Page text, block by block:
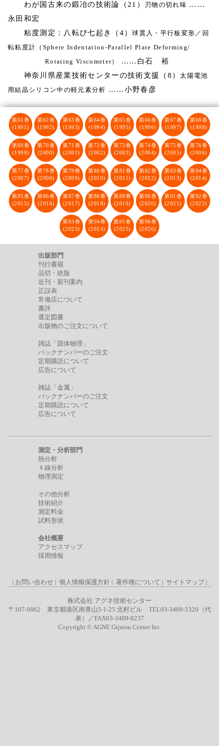
わが国古来の鍛冶の技術論（21）
刃物の切れ味 ……
永田和宏
粘度測定：八転び七起き（4）球貫入・平行板変形／回
転粘度計（Sphere Indentation-Parallel Plate Deforming/
Rotating Viscometer）
……白石 裕
神奈川県産業技術センターの技術支援（8）太陽電池
用結晶シリコン中の軽元素分析 ……小野春彦
第61巻
(1991)
第62巻
(1992)
第63巻
(1993)
第64巻
(1994)
第65巻
(1995)
第66巻
(1996)
第67巻
(1997)
第68巻
(1998)
第69巻
(1999)
第70巻
(2000)
第71巻
(2001)
第72巻
(2002)
第73巻
(2003)
第74巻
(2004)
第75巻
(2005)
第76巻
(2006)
第77巻
(2007)
第78巻
(2008)
第79巻
(2009)
第80巻
(2010)
第81巻
(2011)
第82巻
(2012)
第83巻
(2013)
第84巻
(2014)
第85巻
(2015)
第86巻
(2016)
第87巻
(2017)
第88巻
(2018)
第89巻
(2019)
第90巻
(2020)
第91巻
(2021)
第92巻
(2022)
第93巻
(2023)
第94巻
(2024)
第95巻
(2025)
第96巻
(2026)
出版部門
刊行書籍
品切・絶版
近刊・新刊案内
正誤表
常備店について
書評
選定図書
出版物のご注文について
雑誌「固体物理」
バックナンバーのご注文
定期購読について
広告について
雑誌「金属」
バックナンバーのご注文
定期購読について
広告について
測定・分析部門
熱分析
Ｘ線分析
物理測定
その他分析
技術紹介
測定料金
試料形状
会社概要
アクセスマップ
採用情報
| お問い合わせ| 個人情報保護方針| 著作権について | サイトマップ|
株式会社 アグネ技術センター
〒107-0062 東京都港区南青山5-1-25 北村ビル TEL03-3409-5329（代
表）／FAX03-3409-8237
Copyright © AGNE Gijutsu Center Inc.